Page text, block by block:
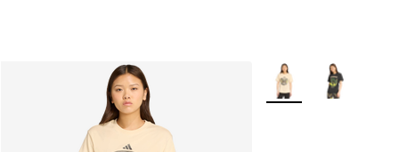
Plus de couleurs